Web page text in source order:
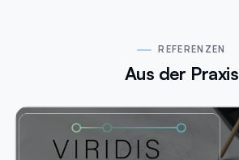
REFERENZEN
Aus der Praxis